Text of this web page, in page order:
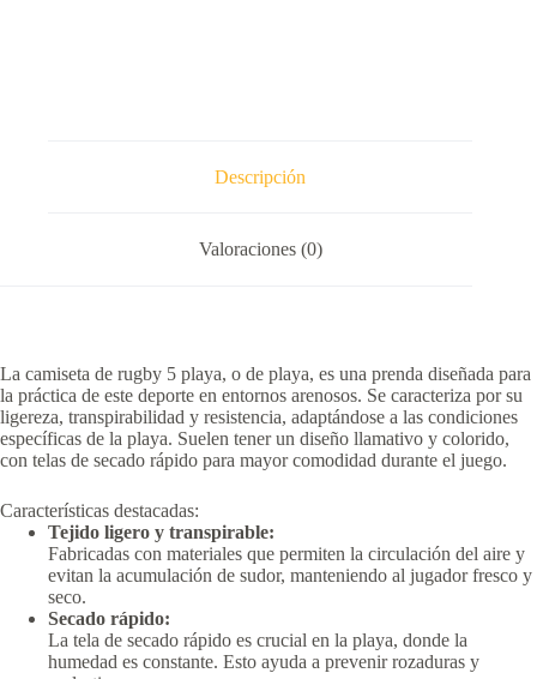
Descripción
Valoraciones (0)
La camiseta de rugby 5 playa, o de playa, es una prenda diseñada para
la práctica de este deporte en entornos arenosos. Se caracteriza por su
ligereza, transpirabilidad y resistencia, adaptándose a las condiciones
específicas de la playa. Suelen tener un diseño llamativo y colorido,
con telas de secado rápido para mayor comodidad durante el juego.
Características destacadas:
Tejido ligero y transpirable:
Fabricadas con materiales que permiten la circulación del aire y
evitan la acumulación de sudor, manteniendo al jugador fresco y
seco.
Secado rápido:
La tela de secado rápido es crucial en la playa, donde la
humedad es constante. Esto ayuda a prevenir rozaduras y